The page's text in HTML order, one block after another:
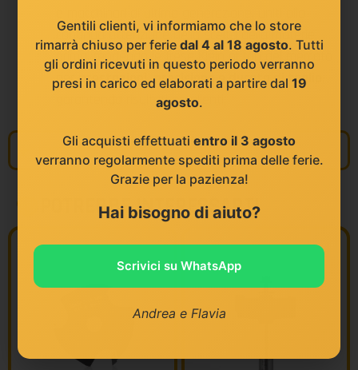
continua attenzione nella scelta della materie
prima. rendendo le frese Klein al top del mercato
perprestazioni. precisione e durata di taglio
garantendo risultati eccellenti.
Informazioni
POTREBBE INTERESSARTI
Gentili clienti, vi informiamo che lo store
rimarrà chiuso per ferie dal 4 al 18 agosto. Tutti
gli ordini ricevuti in questo periodo verranno
presi in carico ed elaborati a partire dal 19
agosto.
Gli acquisti effettuati entro il 3 agosto
verranno regolarmente spediti prima delle ferie.
Grazie per la pazienza!
Hai bisogno di aiuto?
Scrivici su WhatsApp
Andrea e Flavia